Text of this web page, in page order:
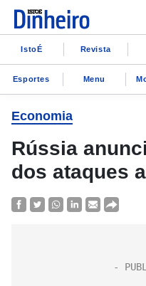
IstoÉ Revista
Esportes Menu
Economia
Rússia
dos ataques